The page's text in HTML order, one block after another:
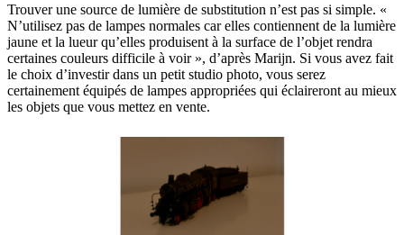
Trouver une source de lumière de substitution n’est pas si simple. «
N’utilisez pas de lampes normales car elles contiennent de la lumière
jaune et la lueur qu’elles produisent à la surface de l’objet rendra
certaines couleurs difficile à voir », d’après Marijn. Si vous avez fait
le choix d’investir dans un petit studio photo, vous serez
certainement équipés de lampes appropriées qui éclaireront au mieux
les objets que vous mettez en vente.